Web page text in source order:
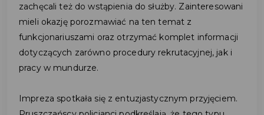
zachęcali też do wstąpienia do służby. Zainteresowani
mieli okazję porozmawiać na ten temat z
funkcjonariuszami oraz otrzymać komplet informacji
dotyczących zarówno procedury rekrutacyjnej, jak i
pracy w mundurze.
Impreza spotkała się z entuzjastycznym przyjęciem.